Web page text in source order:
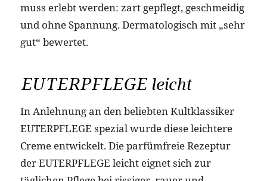
muss erlebt werden: zart gepflegt, geschmeidig
und ohne Spannung. Dermatologisch mit „sehr
gut“ bewertet.
EUTERPFLEGE leicht
In Anlehnung an den beliebten Kultklassiker
EUTERPFLEGE spezial wurde diese leichtere
Creme entwickelt. Die parfümfreie Rezeptur
der EUTERPFLEGE leicht eignet sich zur